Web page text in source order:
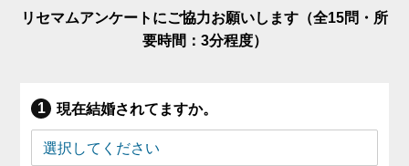
リセマムアンケートにご協力お願いします（全15問・所
要時間：3分程度）
現在結婚されてますか。